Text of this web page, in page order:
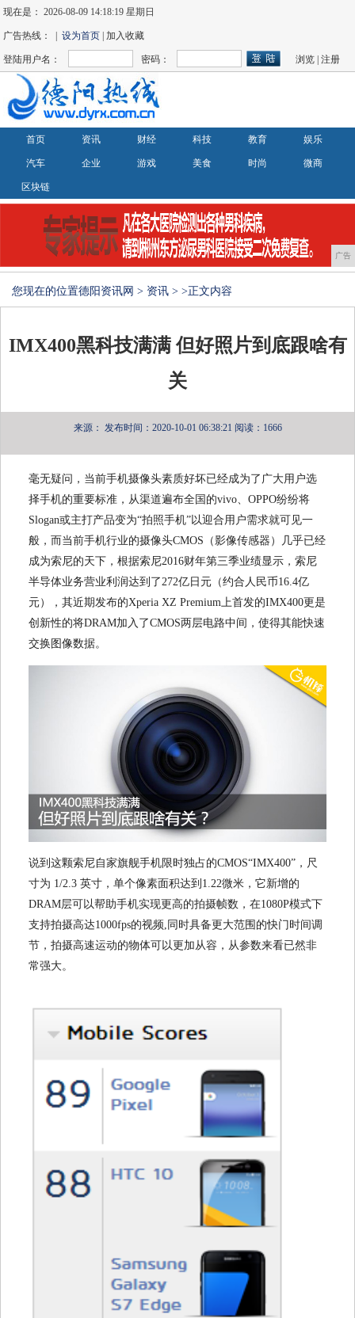
现在是：2026-08-09 14:18:20 星期日
广告热线： |设为首页 | 加入收藏
登陆用户名： 密码： 浏览 |注册
首页 资讯 财经 科技 教育 娱乐
汽车 企业 游戏 美食 时尚 微商
区块链
广告
您现在的位置德阳资讯网 > 资讯 > >正文内容
IMX400黑科技满满 但好照片到底跟啥有
关
来源： 发布时间：2020-10-01 06:38:21 阅读：1666
毫无疑问，当前手机摄像头素质好坏已经成为了广大用户选
择手机的重要标准，从渠道遍布全国的vivo、OPPO纷纷将
Slogan或主打产品变为“拍照手机”以迎合用户需求就可见一
般，而当前手机行业的摄像头CMOS（影像传感器）几乎已经
成为索尼的天下，根据索尼2016财年第三季业绩显示，索尼
半导体业务营业利润达到了272亿日元（约合人民币16.4亿
元），其近期发布的Xperia XZ Premium上首发的IMX400更是
创新性的将DRAM加入了CMOS两层电路中间，使得其能快速
交换图像数据。
说到这颗索尼自家旗舰手机限时独占的CMOS“IMX400”，尺
寸为 1/2.3 英寸，单个像素面积达到1.22微米，它新增的
DRAM层可以帮助手机实现更高的拍摄帧数，在1080P模式下
支持拍摄高达1000fps的视频,同时具备更大范围的快门时间调
节，拍摄高速运动的物体可以更加从容，从参数来看已然非
常强大。